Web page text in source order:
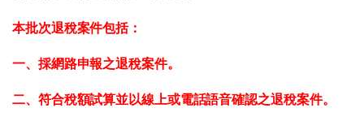
本批次退稅案件包括：
一、採網路申報之退稅案件。
二、符合稅額試算並以線上或電話語音確認之退稅案件。